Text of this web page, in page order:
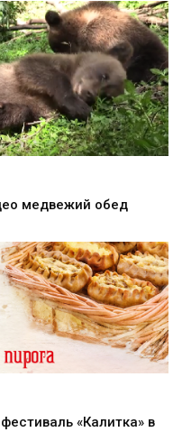
медвежий обед
«Калитка» в